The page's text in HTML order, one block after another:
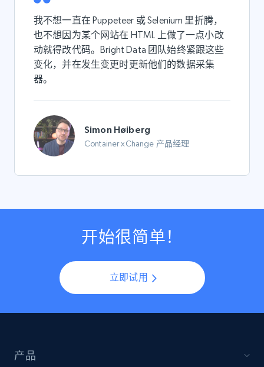
我不想一直在 Puppeteer 或 Selenium 里折腾，
也不想因为某个网站在 HTML 上做了一点小改
动就得改代码。Bright Data 团队始终紧跟这些
变化，并在发生变更时更新他们的数据采集
器。
Simon Høiberg
Container xChange 产品经理
开始很简单！
立即试用
产品